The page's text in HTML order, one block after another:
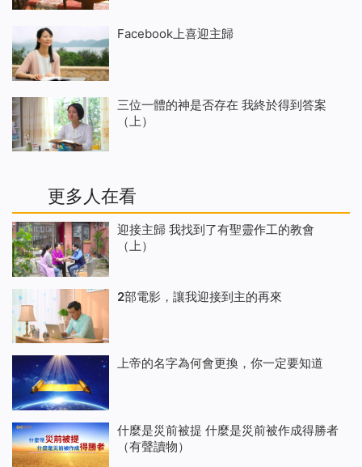
Facebook上喜迎主歸
三位一體的神是否存在 我終於得到答案
（上）
更多人在看
迎接主歸 我找到了有聖靈作工的教會
（上）
2部電影，讓我迎接到主的再來
上帝的名字為何會更換，你一定要知道
什麼是災前被提 什麼是災前被作成得勝者
（有聲讀物）